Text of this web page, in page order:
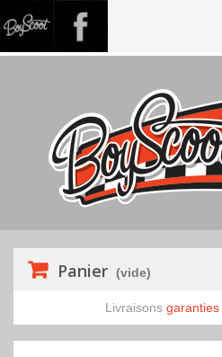
Panier (vide)
Livraisons garanties